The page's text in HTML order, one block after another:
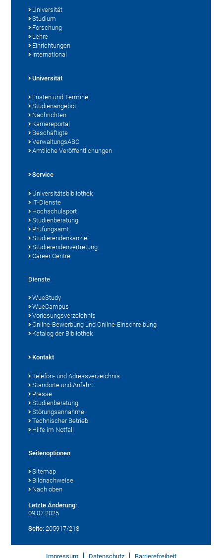
Universität
Studium
Forschung
Lehre
Einrichtungen
International
Universität
Fristen und Termine
Studienangebot
Nachrichten
Karriereportal
Beschäftigte
VerwaltungsABC
Amtliche Veröffentlichungen
Service
Universitätsbibliothek
IT-Dienste
Hochschulsport
Studienberatung
Prüfungsamt
Studierendenkanzlei
Studierendenvertretung
Career Centre
Dienste
WueStudy
WueCampus
Vorlesungsverzeichnis
Online-Bewerbung und Online-Einschreibung
Katalog der Bibliothek
Kontakt
Telefon- und Adressverzeichnis
Standorte und Anfahrt
Presse
Studienberatung
Störungsannahme
Technischer Betrieb
Hilfe im Notfall
Seitenoptionen
Sitemap
Bildnachweise
Nach oben
Letzte Änderung:
09.07.2025
Seite: 205917/218
Impressum Datenschutz Barrierefreiheit